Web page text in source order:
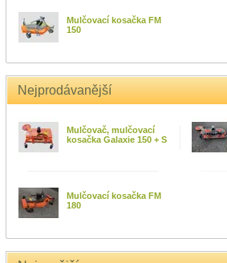
Mulčovací kosačka FM
150
Nejprodávanější
Mulčovač, mulčovací
kosačka Galaxie 150 + S
Mulčovací kosačka FM
180